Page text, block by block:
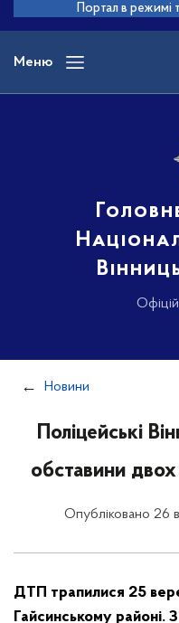
основного
вмісту
Портал в режимі
Меню
Новини
Поліцейські
обставини
Опубліковано 26
ДТП трапилися 25
Гайсинському районі.